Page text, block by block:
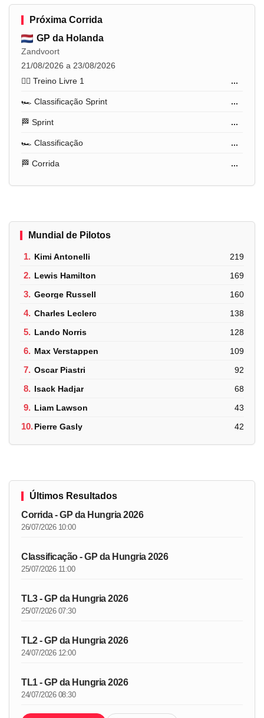
Próxima Corrida
GP da Holanda
Zandvoort
21/08/2026 a 23/08/2026
🏋️‍♂️ Treino Livre 1
...
🏎️ Classificação Sprint ...
🏁 Sprint ...
🏎️ Classificação ...
🏁 Corrida ...
Mundial de Pilotos
1. Kimi Antonelli 219
2. Lewis Hamilton 169
3. George Russell 160
4. Charles Leclerc 138
5. Lando Norris 128
6. Max Verstappen 109
7. Oscar Piastri 92
8. Isack Hadjar 68
9. Liam Lawson 43
10.Pierre Gasly 42
Últimos Resultados
Corrida - GP da Hungria 2026
26/07/2026 10:00
Classificação - GP da Hungria 2026
25/07/2026 11:00
TL3 - GP da Hungria 2026
25/07/2026 07:30
TL2 - GP da Hungria 2026
24/07/2026 12:00
TL1 - GP da Hungria 2026
24/07/2026 08:30